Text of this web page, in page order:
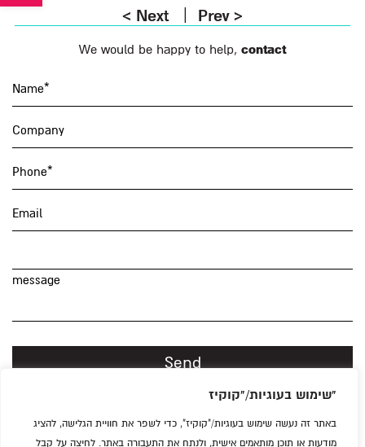
שימוש בעוגיות/"קוקיז"
באתר זה נעשה שימוש בעוגיות/"קוקיז", כדי לשפר את חוויית הגלישה, להציג
מודעות או תוכן מותאמים אישית, ולנתח את התעבורה באתר. לחיצה על קבל
< Next Prev >
We would be happy to help, contact
Name*
Company
Phone*
Email
message